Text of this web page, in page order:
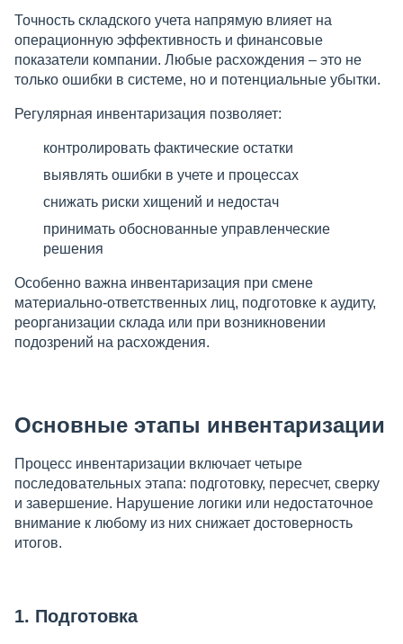
Точность складского учета напрямую влияет на
операционную эффективность и финансовые
показатели компании. Любые расхождения – это не
только ошибки в системе, но и потенциальные убытки.
Регулярная инвентаризация позволяет:
контролировать фактические остатки
выявлять ошибки в учете и процессах
снижать риски хищений и недостач
принимать обоснованные управленческие
решения
Особенно важна инвентаризация при смене
материально-ответственных лиц, подготовке к аудиту,
реорганизации склада или при возникновении
подозрений на расхождения.
Основные этапы инвентаризации
Процесс инвентаризации включает четыре
последовательных этапа: подготовку, пересчет, сверку
и завершение. Нарушение логики или недостаточное
внимание к любому из них снижает достоверность
итогов.
1. Подготовка